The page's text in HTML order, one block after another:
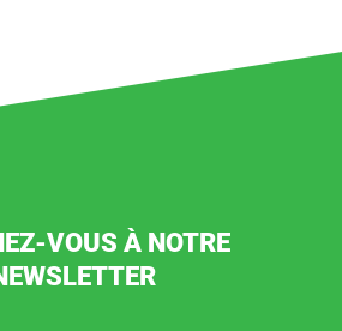
VOUS À NOTRE